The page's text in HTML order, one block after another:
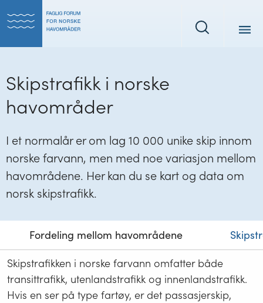
til
til
Søk
Skipstrafikk i norske
havområder
I et normalår er om lag 10 000 unike skip innom
norske farvann, men med noe variasjon mellom
havområdene. Her kan du se kart og data om
norsk skipstrafikk.
Fordeling mellom havområdene
Skipstrafikken i norske farvann omfatter både
transittrafikk, utenlandstrafikk og innenlandstrafikk.
Hvis en ser på type fartøy, er det passasjerskip,